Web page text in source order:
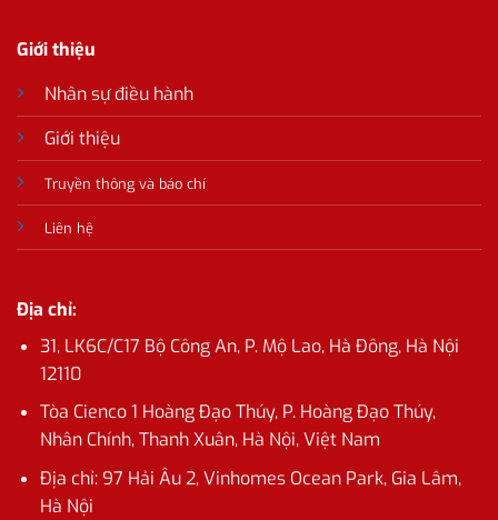
Giới thiệu
Nhân sự điều hành
Giới thiệu
Truyền thông và báo chí
Liên hệ
Địa chỉ:
31, LK6C/C17 Bộ Công An, P. Mộ Lao, Hà Đông, Hà Nội
12110
Tòa Cienco 1 Hoàng Đạo Thúy, P. Hoàng Đạo Thúy,
Nhân Chính, Thanh Xuân, Hà Nội, Việt Nam
Địa chỉ: 97 Hải Âu 2, Vinhomes Ocean Park, Gia Lâm,
Hà Nội